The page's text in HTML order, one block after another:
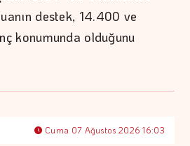
destek, 14.400 ve
konumunda olduğunu
Cuma 07 Ağustos 2026 16:03